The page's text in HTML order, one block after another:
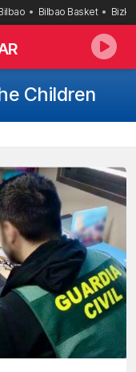
Bilbao Basket
Children